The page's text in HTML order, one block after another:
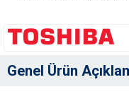
Genel Ürün